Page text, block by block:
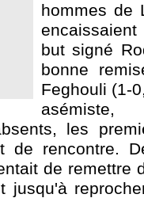
hommes de
but signé
bonne
Feghouli (1-
les
de rencontre.
de remettre
jusqu'à